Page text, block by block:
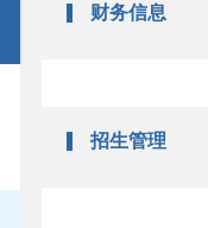
财务信息
招生管理